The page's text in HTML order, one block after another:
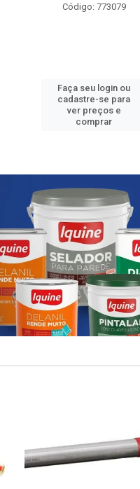
Código: 773079
Faça seu login ou
cadastre-se para
ver preços e
comprar